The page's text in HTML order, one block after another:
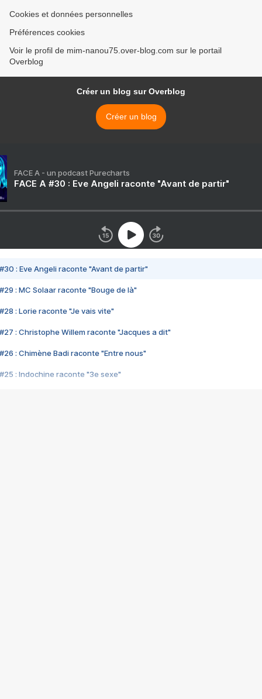
Cookies et données personnelles
Préférences cookies
Voir le profil de mim-nanou75.over-blog.com sur le portail
Overblog
Créer un blog sur Overblog
Créer un blog
FACE A - un podcast Purecharts
FACE A #30 : Eve Angeli raconte "Avant de partir"
#30 : Eve Angeli raconte "Avant de partir"
#29 : MC Solaar raconte "Bouge de là"
#28 : Lorie raconte "Je vais vite"
#27 : Christophe Willem raconte "Jacques a dit"
#26 : Chimène Badi raconte "Entre nous"
#25 : Indochine raconte "3e sexe"